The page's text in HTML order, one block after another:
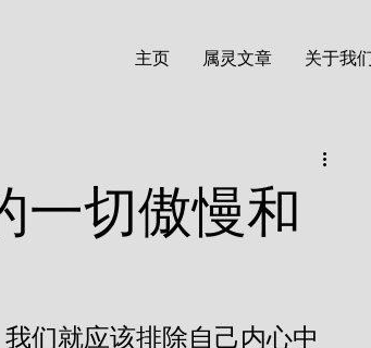
主页 属灵文章 关于我
一切傲慢和